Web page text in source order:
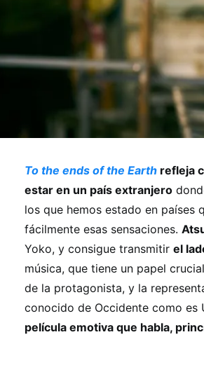
To the ends of the Earth refleja
estar en un país extranjero
los que hemos estado en países
fácilmente esas sensaciones.
Yoko, y consigue transmitir el
música, que tiene un papel
de la protagonista, y la
conocido de Occidente como
película emotiva que habla,